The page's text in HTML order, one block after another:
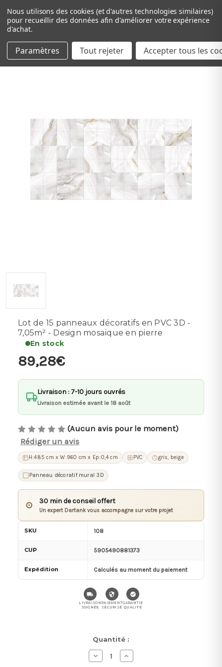
Passer au contenu principal
Lot de 15 panneaux décoratifs en PVC 3D -
7,05m² - Design mosaïque en pierre
En stock
89,28€
Livraison : 7-10 jours ouvrés
Livraison estimée avant le 18 août
(Aucun avis pour le moment)
Rédiger un avis
H:485 cm x W:960 cm x Ep:0,4 cm PVC gris, beige
Panneau décoratif mural 3D
⊙ 30 min de conseil offert
Un expert Dartank vous accompagne sur votre projet
SKU 108
CUP 5905490881373
Expédition Calculés au moment du paiement
LIVRAISON
SOIGNÉE
PAIEMENT
SÉCURISÉ
GARANTIE
QUALITÉ
Quantité :
Diminuer
la
Augmenter
la
Nous utilisons des cookies (et d'autres technologies similaires)
pour recueillir des données afin d'améliorer votre expérience
d'achat.
Paramètres Tout rejeter Accepter tous les